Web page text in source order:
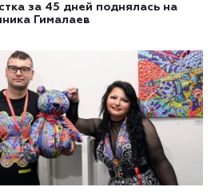
за 45 дней поднялась на
Гималаев